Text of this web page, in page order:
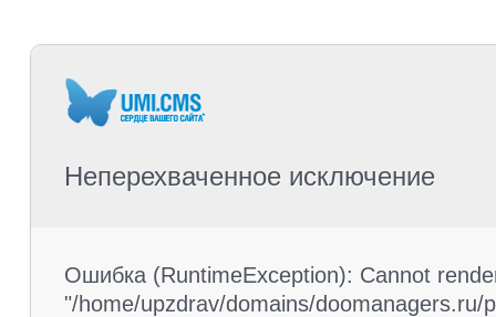
Неперехваченное исключение
Ошибка (RuntimeException): Cannot
"/home/upzdrav/domains/